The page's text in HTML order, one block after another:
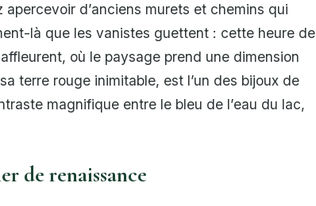
d’anciens murets et chemins qui
là que les vanistes guettent : cette heure de
où le paysage prend une dimension
terre rouge inimitable, est l’un des bijoux de
magnifique entre le bleu de l’eau du lac,
de renaissance